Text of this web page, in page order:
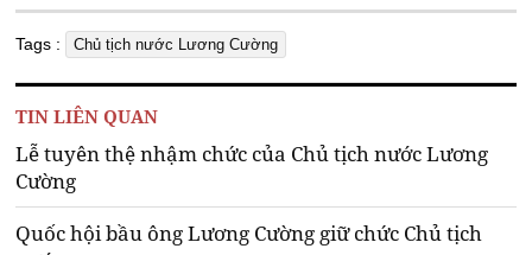
Tags : Chủ tịch nước Lương Cường
TIN LIÊN QUAN
Lễ tuyên thệ nhậm chức của Chủ tịch nước Lương
Cường
Quốc hội bầu ông Lương Cường giữ chức Chủ tịch